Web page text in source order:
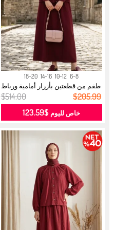
6-8
10-12
14-16
18-20
طقم من قطعتين بأزرار أمامية ورباط
ع...
$514.00 $205.99
خاص لليوم $123.59